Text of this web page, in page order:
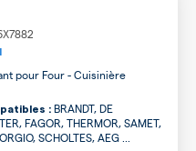
pour Four - Cuisinière
: BRANDT, DE
FAGOR, THERMOR, SAMET,
SCHOLTES, AEG ...